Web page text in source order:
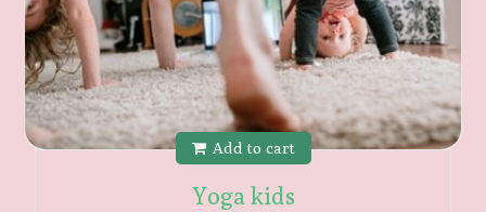
Add to cart
Yoga kids